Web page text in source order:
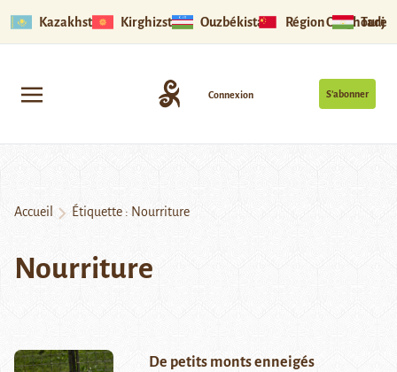
Kazakhstan Kirghizstan Ouzbékistan Région Ouïghoure
S’abonner
Connexion
Accueil Étiquette : Nourriture
Nourriture
De petits monts enneigés